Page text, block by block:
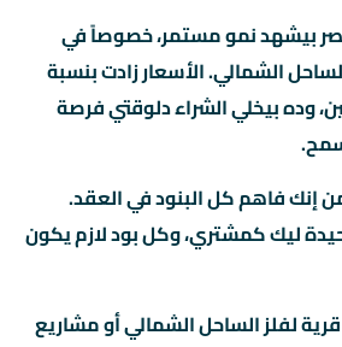
بيشهد نمو مستمر، خصوصاً في
الشمالي. الأسعار زادت بنسبة
سنتين، وده بيخلي الشراء دلوقتي فرصة
إنك فاهم كل البنود في العقد.
ليك كمشتري، وكل بود لازم يكون
لفلز الساحل الشمالي أو مشاريع